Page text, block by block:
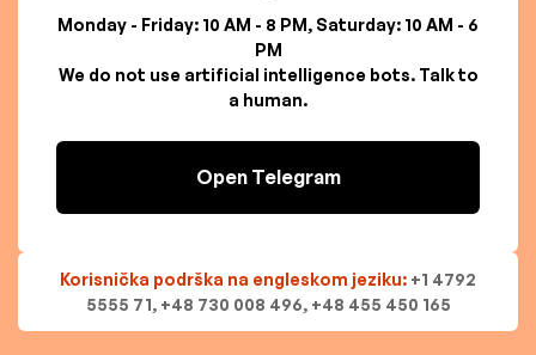
Monday - Friday: 10 AM - 8 PM, Saturday: 10 AM - 6
PM
We do not use artificial intelligence bots. Talk to
a human.
Open Telegram
Korisnička podrška na engleskom jeziku: +1 4792
5555 71, +48 730 008 496, +48 455 450 165